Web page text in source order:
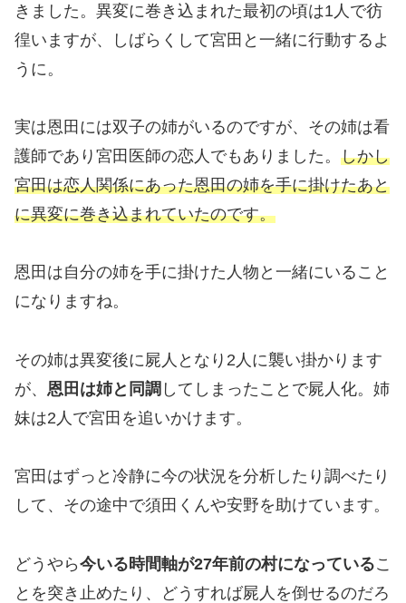
きました。異変に巻き込まれた最初の頃は1人で彷
徨いますが、しばらくして宮田と一緒に行動するよ
うに。
実は恩田には双子の姉がいるのですが、その姉は看
護師であり宮田医師の恋人でもありました。 しかし
宮田は恋人関係にあった恩田の姉を手に掛けたあと
に異変に巻き込まれていたのです。
恩田は自分の姉を手に掛けた人物と一緒にいること
になりますね。
その姉は異変後に屍人となり2人に襲い掛かります
が、 恩田は姉と同調 してしまったことで屍人化。姉
妹は2人で宮田を追いかけます。
宮田はずっと冷静に今の状況を分析したり調べたり
して、その途中で須田くんや安野を助けています。
どうやら今いる時間軸が27年前の村になっているこ
とを突き止めたり、どうすれば屍人を倒せるのだろ